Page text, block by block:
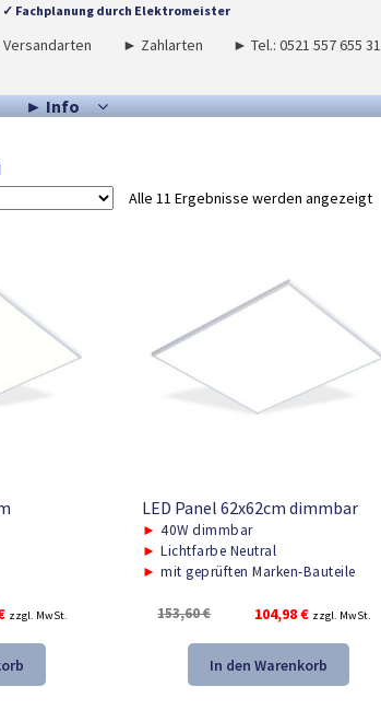
✓ Fachplanung durch Elektromeister
► Zahlarten ► Tel.: 0521 557 655 31
► Info
Alle 11 Ergebnisse werden angezeigt
Aktueller
ist:
106,98 €.
zzgl. MwSt.
LED Panel 62x62cm dimmbar
► 40W dimmbar
► Lichtfarbe Neutral
► mit geprüften Marken-Bauteile
153,60€
Ursprünglicher
war:
153,60 €
104,98€Aktueller
ist:
104,98 €.
zzgl. MwSt.
In den Warenkorb